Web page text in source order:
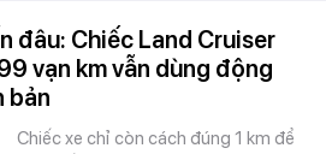
đâu: Chiếc Land Cruiser
vạn km vẫn dùng động
bản
Chiếc xe chỉ còn cách đúng 1 km để